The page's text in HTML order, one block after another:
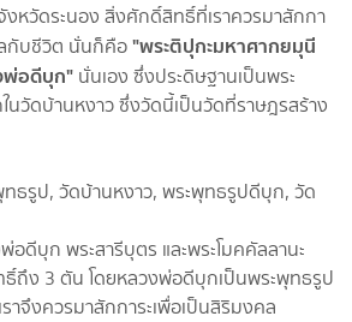
ดระนอง สิ่งศักดิ์สิทธิ์ที่เราควรมาสักกา
กับชีวิต นั่นก็คือ"พระติปุกะมหาศากยมุนี
พ่อดีบุก" นั่นเอง ซึ่งประดิษฐานเป็นพระ
นวัดบ้านหงาว ซึ่งวัดนี้เป็นวัดที่ราษฎรสร้าง
ก พระสารีบุตร และพระโมคคัลลานะ
ถึง 3 ตัน โดยหลวงพ่อดีบุกเป็นพระพุทธรูป
าจึงควรมาสักการะเพื่อเป็นสิริมงคล